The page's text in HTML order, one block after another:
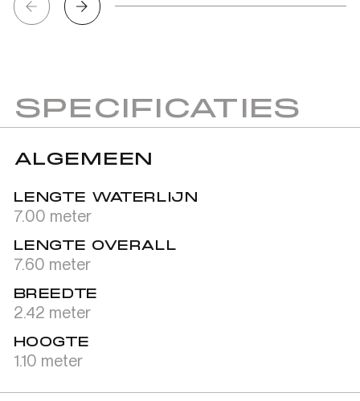
SPECIFICATIES
ALGEMEEN
LENGTE WATERLIJN
7.00 meter
LENGTE OVERALL
7.60 meter
BREEDTE
2.42 meter
HOOGTE
1.10 meter